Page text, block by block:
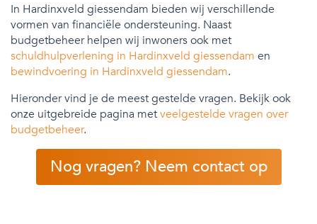
In Hardinxveld giessendam bieden wij verschillende
vormen van financiële ondersteuning. Naast
budgetbeheer helpen wij inwoners ook met
schuldhulpverlening in Hardinxveld giessendam en
bewindvoering in Hardinxveld giessendam.
Hieronder vind je de meest gestelde vragen. Bekijk ook
onze uitgebreide pagina metveelgestelde vragen over
budgetbeheer.
Nog vragen? Neem contact op